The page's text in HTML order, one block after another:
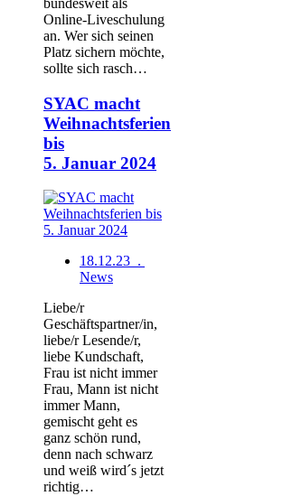
Online-Liveschulung
an. Wer sich seinen
Platz sichern möchte,
sollte sich rasch…
SYAC macht
Weihnachtsferien
bis
5. Januar 2024
18.12.23 .
News
Liebe/r
Geschäftspartner/in,
liebe/r Lesende/r,
liebe Kundschaft,
Frau ist nicht immer
Frau, Mann ist nicht
immer Mann,
gemischt geht es
ganz schön rund,
denn nach schwarz
und weiß wird´s jetzt
richtig…